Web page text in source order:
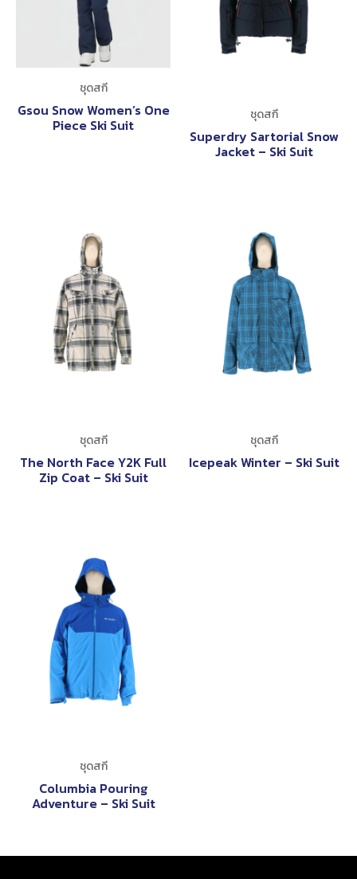
ชุดสกี
Gsou Snow Women’s One
Piece Ski Suit
ชุดสกี
Superdry Sartorial Snow
Jacket – Ski Suit
ชุดสกี
The North Face Y2K Full
Zip Coat – Ski Suit
ชุดสกี
Icepeak Winter – Ski Suit
ชุดสกี
Columbia Pouring
Adventure – Ski Suit